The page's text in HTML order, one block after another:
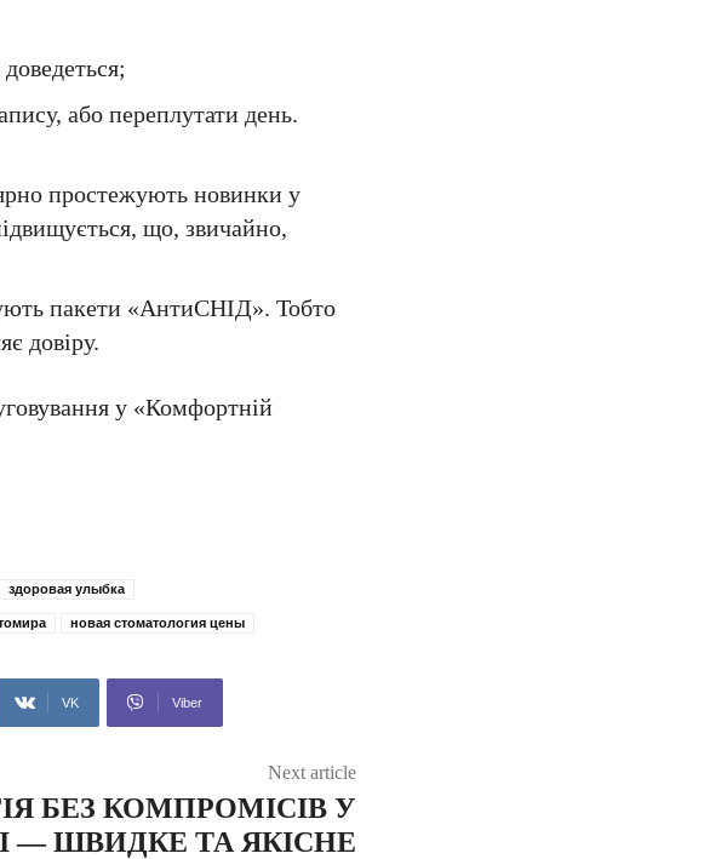
або переплутати день.
простежують новинки у
що, звичайно,
пакети «АнтиСНІД». Тобто
довіру.
у «Комфортній
здоровая улыбка
новая стоматология цены
VK Viber
Next article
БЕЗ КОМПРОМІСІВ У
— ШВИДКЕ ТА ЯКІСНЕ